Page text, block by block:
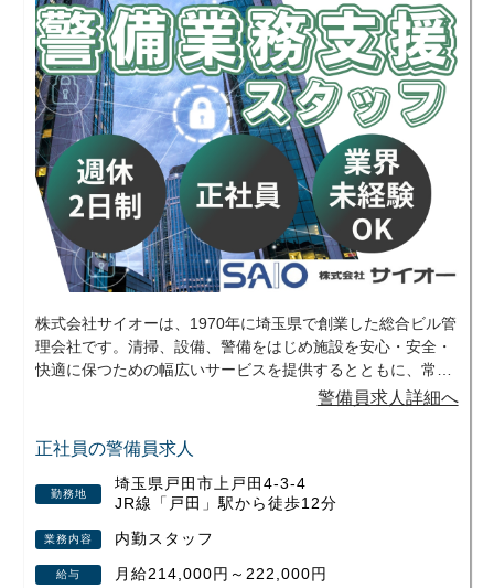
正社員の警備員求人
勤務地
埼玉県戸田市上戸田4-3-4
JR線「戸田」駅から徒歩12分
業務内容 内勤スタッフ
給与 月給214,000円～222,000円
株式会社サイオーは、1970年に埼玉県で創業した総合ビル管
理会社です。清掃、設備、警備をはじめ施設を安心・安全・
快適に保つための幅広いサービスを提供するとともに、常に
最先端の技術とイノベーションを追求してきました。現在は
や、劇場ホール運営等の施設運営サービス、ビル遠隔監視、
ビルディングオートメーション、設備機器保守施工等の技術
サービスも行っております。24時間365日安心・安全・快適
な施設運営維持管理サービスを提供する当社では、技術の進
歩を見据え、ともにチャレンジしてくれるスタッフを募集し
ています。新しいことにどんどんチャレンジして業務の領域
を広げていく姿勢がある会社です！社内は硬い雰囲気ではな
警備員求人詳細へ